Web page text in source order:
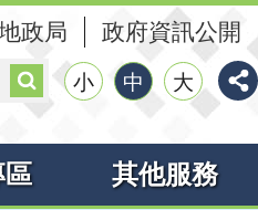
政局 政府資訊公開
搜
尋 小 中 大
區 其他服務